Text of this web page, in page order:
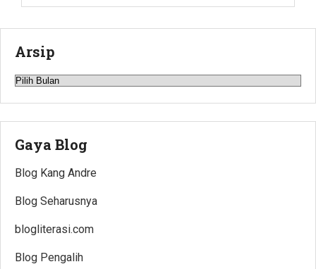
Arsip
Arsip
Gaya Blog
Blog Kang Andre
Blog Seharusnya
blogliterasi.com
Blog Pengalih